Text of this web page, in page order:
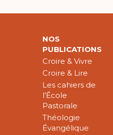
NOS
PUBLICATIONS
Croire & Vivre
Croire & Lire
Les cahiers de
l’École
Pastorale
Théologie
Évangélique